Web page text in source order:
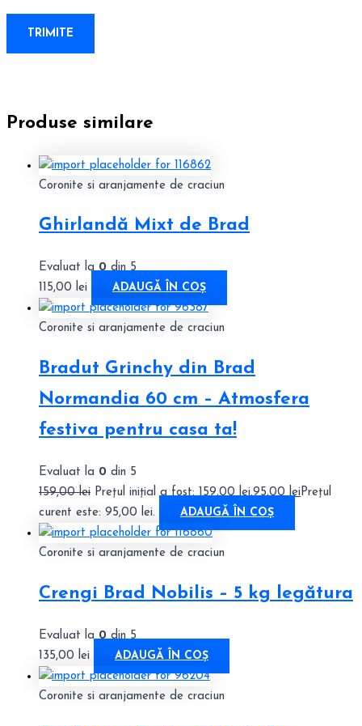
Produse similare
Coronite si aranjamente de craciun
Ghirlandă Mixt de Brad
Evaluat la0din 5
115,00 lei ADAUGĂ ÎN COȘ
Coronite si aranjamente de craciun
Bradut Grinchy din Brad
Normandia 60 cm – Atmosfera
festiva pentru casa ta!
Evaluat la 0 din 5
159,00lei Prețul inițial a fost: 159,00 lei.95,00 lei Prețul
curent este: 95,00 lei.
ADAUGĂ ÎN COȘ
Coronite si aranjamente de craciun
Crengi Brad Nobilis – 5 kg legătura
Evaluat la 0 din 5
135,00 lei ADAUGĂ ÎN COȘ
Coronite si aranjamente de craciun